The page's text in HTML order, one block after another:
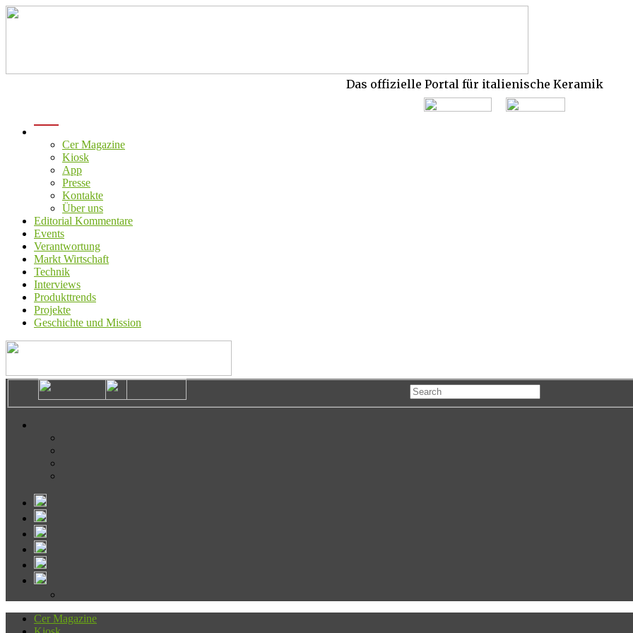
Das offizielle Portal für italienische Keramik
Cer Magazine
Kiosk
App
Presse
Kontakte
Über uns
Editorial Kommentare
Events
Verantwortung
Markt Wirtschaft
Technik
Interviews
Produkttrends
Projekte
Geschichte und Mission
Cer Magazine